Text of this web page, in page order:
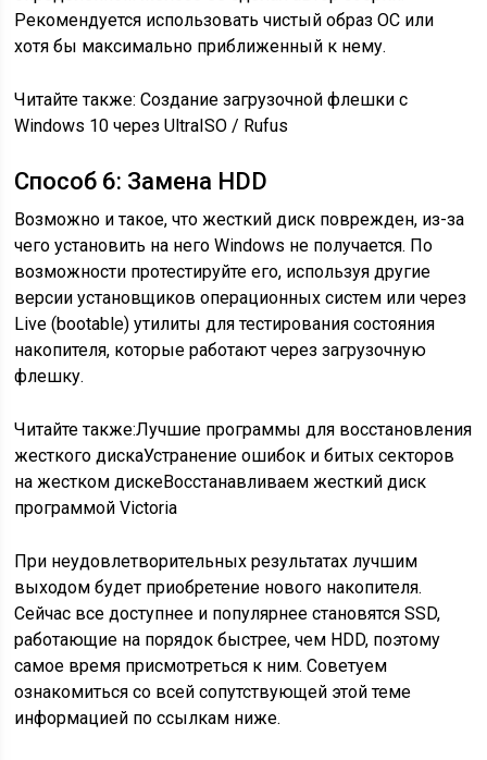
Рекомендуется использовать чистый образ ОС или
хотя бы максимально приближенный к нему.
Читайте также: Создание загрузочной флешки с
Windows 10 через UltraISO / Rufus
Способ 6: Замена HDD
Возможно и такое, что жесткий диск поврежден, из-за
чего установить на него Windows не получается. По
возможности протестируйте его, используя другие
версии установщиков операционных систем или через
Live (bootable) утилиты для тестирования состояния
накопителя, которые работают через загрузочную
флешку.
Читайте также:Лучшие программы для восстановления
жесткого дискаУстранение ошибок и битых секторов
на жестком дискеВосстанавливаем жесткий диск
программой Victoria
При неудовлетворительных результатах лучшим
выходом будет приобретение нового накопителя.
Сейчас все доступнее и популярнее становятся SSD,
работающие на порядок быстрее, чем HDD, поэтому
самое время присмотреться к ним. Советуем
ознакомиться со всей сопутствующей этой теме
информацией по ссылкам ниже.